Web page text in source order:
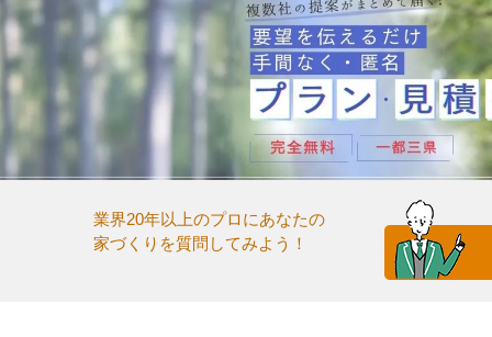
業界20年以上のプロにあなたの
家づくりを質問してみよう！